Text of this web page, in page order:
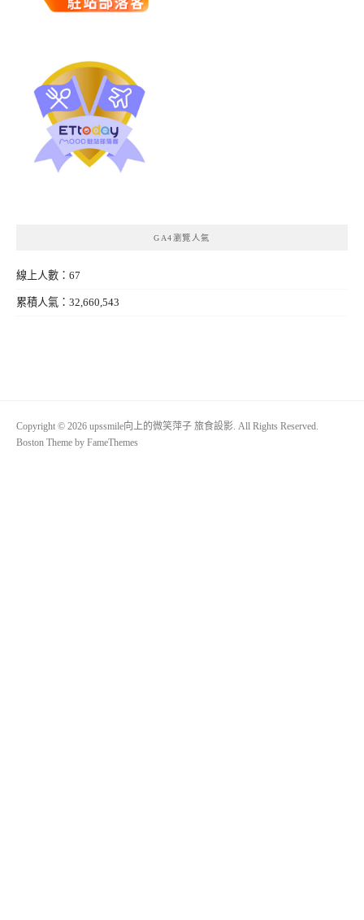
GA4瀏覽人氣
線上人數：67
累積人氣：32,660,543
Copyright © 2026 upssmile向上的微笑萍子 旅食設影. All Rights Reserved.
Boston Theme by FameThemes